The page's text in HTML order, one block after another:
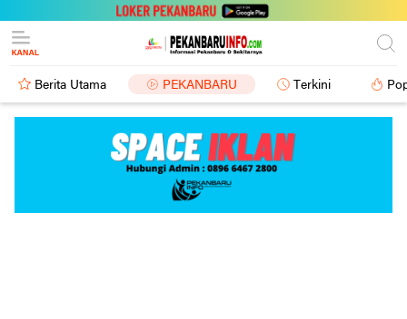
Berita Utama PEKANBARU Terkini